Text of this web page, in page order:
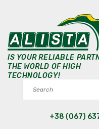
IS YOUR RELIABLE
THE WORLD OF HIGH
TECHNOLOGY!
+38 (067)